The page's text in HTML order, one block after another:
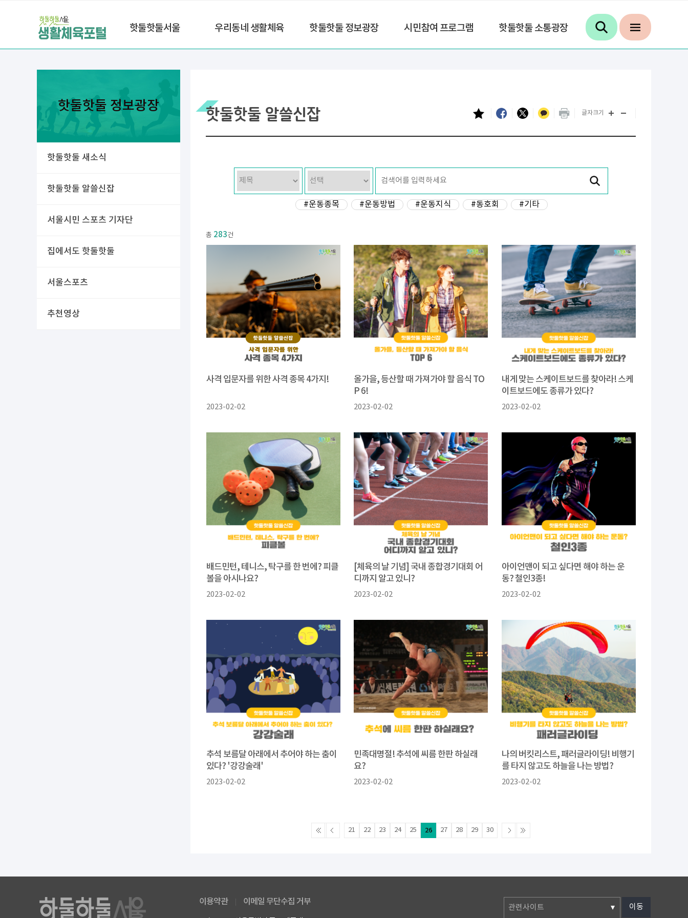
핫둘핫둘서울 우리동네 생활체육 핫둘핫둘 정보광장 시민참여 프로그램 핫둘핫둘 소통광장
핫둘핫둘 정보광장
핫둘핫둘 새소식
핫둘핫둘 알쓸신잡
서울시민 스포츠 기자단
집에서도 핫둘핫둘
서울스포츠
추천영상
핫둘핫둘 알쓸신잡 글자크기
#운동종목 #운동방법 #운동지식 #동호회 #기타
총 283건
사격 입문자를 위한 사격 종목 4가지!
2023-02-02
올가을, 등산할 때 가져가야 할 음식 TO
P 6!
2023-02-02
내게 맞는 스케이트보드를 찾아라! 스케
이트보드에도 종류가 있다?
2023-02-02
배드민턴, 테니스, 탁구를 한 번에? 피클
볼을 아시나요?
2023-02-02
[체육의 날 기념] 국내 종합경기대회 어
디까지 알고 있니?
2023-02-02
아이언맨이 되고 싶다면 해야 하는 운
동? 철인3종!
2023-02-02
추석 보름달 아래에서 추어야 하는 춤이
있다? '강강술래'
2023-02-02
민족대명절! 추석에 씨름 한판 하실래
요?
2023-02-02
나의 버킷리스트, 패러글라이딩! 비행기
를 타지 않고도 하늘을 나는 방법?
2023-02-02
21 22 23 24 25 26 27 28 29 30
이용약관 이메일 무단수집 거부
관련사이트 이동